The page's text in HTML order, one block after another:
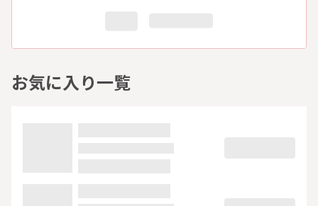
お気に入り一覧